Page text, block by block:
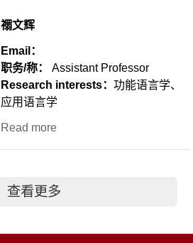
禤文辉
Email：
职务/称：
Assistant Professor
Research interests：功能语言学、
应用语言学
Read more
查看更多